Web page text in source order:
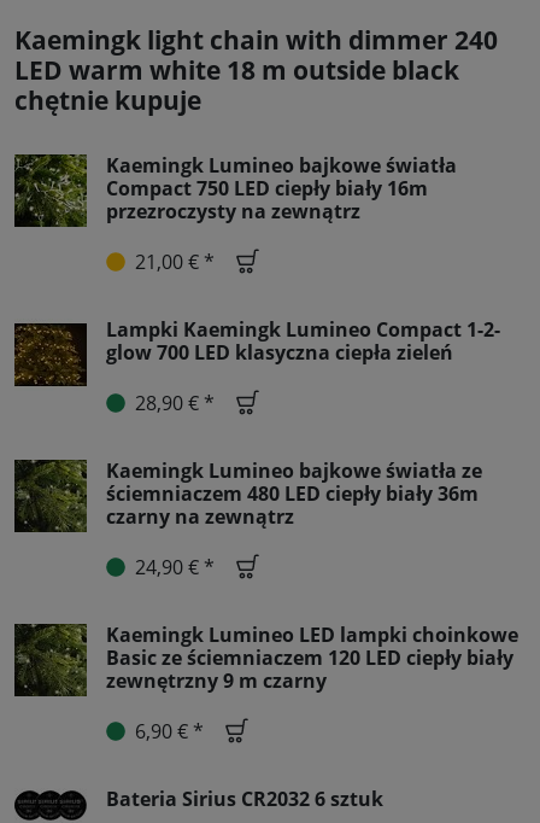
Kaemingk light chain with dimmer 240
LED warm white 18 m outside black
chętnie kupuje
Kaemingk Lumineo bajkowe światła
Compact 750 LED ciepły biały 16m
przezroczysty na zewnątrz
21,00 € *
Lampki Kaemingk Lumineo Compact 1-2-
glow 700 LED klasyczna ciepła zieleń
28,90 € *
Kaemingk Lumineo bajkowe światła ze
ściemniaczem 480 LED ciepły biały 36m
czarny na zewnątrz
24,90 € *
Kaemingk Lumineo LED lampki choinkowe
Basic ze ściemniaczem 120 LED ciepły biały
zewnętrzny 9 m czarny
6,90 € *
Bateria Sirius CR2032 6 sztuk